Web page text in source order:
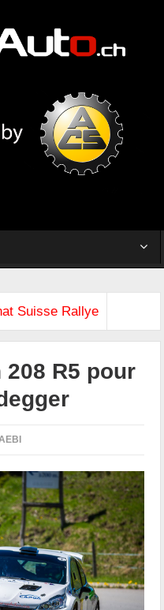
Suisse Rallye
R5 pour